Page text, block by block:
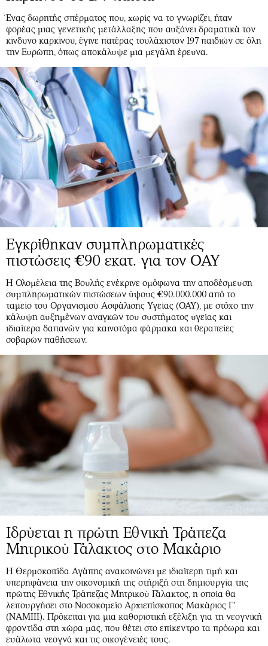
Ένας δωρητής σπέρματος που, χωρίς να το γνωρίζει, ήταν
φορέας μιας γενετικής μετάλλαξης που αυξάνει δραματικά τον
κίνδυνο καρκίνου, έγινε πατέρας τουλάχιστον 197 παιδιών σε όλη
την Ευρώπη, όπως αποκάλυψε μια μεγάλη έρευνα.
Εγκρίθηκαν συμπληρωματικές
πιστώσεις €90 εκατ. για τον ΟΑΥ
Η Ολομέλεια της Βουλής ενέκρινε ομόφωνα την αποδέσμευση
συμπληρωματικών πιστώσεων ύψους €90.000.000 από το
ταμείο του Οργανισμού Ασφάλισης Υγείας (ΟΑΥ), με στόχο την
κάλυψη αυξημένων αναγκών του συστήματος υγείας και
ιδιαίτερα δαπανών για καινοτόμα φάρμακα και θεραπείες
σοβαρών παθήσεων.
Ιδρύεται η πρώτη Εθνική Τράπεζα
Μητρικού Γάλακτος στο Μακάριο
Η Θερμοκοιτίδα Αγάπης ανακοινώνει με ιδιαίτερη τιμή και
υπερηφάνεια την οικονομική της στήριξή στη δημιουργία της
πρώτης Εθνικής Τράπεζας Μητρικού Γάλακτος, η οποία θα
λειτουργήσει στο Νοσοκομείο Αρχιεπίσκοπος Μακάριος Γ’
(ΝΑΜΙΙΙ). Πρόκειται για μια καθοριστική εξέλιξη για τη νεογνική
φροντίδα στη χώρα μας, που θέτει στο επίκεντρο τα πρόωρα και
ευάλωτα νεογνά και τις οικογένειές τους.